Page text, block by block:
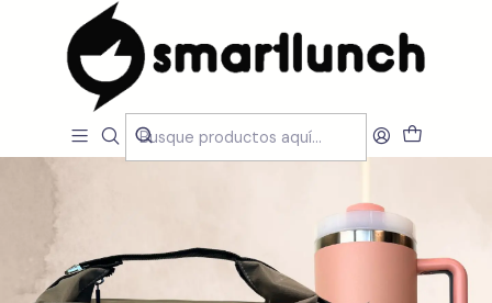
CARACTERISTICAS
Pack Cubic Khaki & Quencher Peach